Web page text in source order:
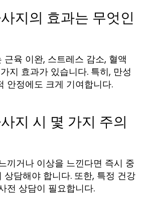
지의 효과는 무엇인
근육 이완, 스트레스 감소, 혈액
지 효과가 있습니다. 특히, 만성
안정에도 크게 기여합니다.
지 시 몇 가지 주의
끼거나 이상을 느낀다면 즉시 중
상담해야 합니다. 또한, 특정 건강
전 상담이 필요합니다.